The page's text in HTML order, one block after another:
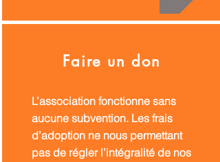
Faire un don
L’association fonctionne sans
aucune subvention. Les frais
d’adoption ne nous permettant
pas de régler l’intégralité de nos